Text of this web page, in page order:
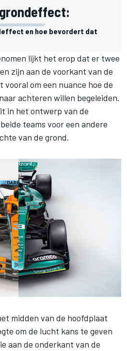
en hoe bevordert dat
lijkt het erop dat er twee
zijn aan de voorkant van de
vooral om een nuance hoe de
achteren willen begeleiden.
in het ontwerp van de
teams voor een andere
van de grond.
midden van de hoofdplaat
om de lucht kans te geven
aan de onderkant van de